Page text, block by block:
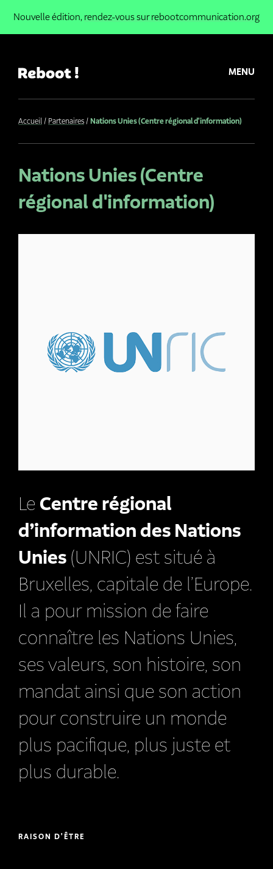
Nouvelle édition,rendez-vous sur rebootcommunication.org
MENU
Accueil Partenaires Nations Unies (Centre régional d'information)
Nations Unies (Centre
régional d'information)
LeCentre régional
d’information des Nations
Unies(UNRIC) est situé à
Bruxelles, capitale de l’Europe.
Il a pour mission de faire
connaître les Nations Unies,
ses valeurs, son histoire, son
mandat ainsi que son action
pour construire un monde
plus pacifique, plus juste et
plus durable.
RAISON D'ÊTRE